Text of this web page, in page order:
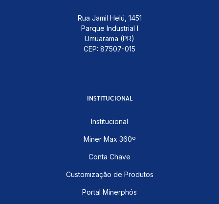
Rua Jamil Helú, 1451
Parque Industrial I
Umuarama (PR)
CEP: 87507-015
INSTITUCIONAL
Institucional
Miner Max 360º
Conta Chave
Customização de Produtos
Portal Minerphós